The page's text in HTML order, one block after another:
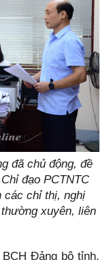
đã chủ động, đề
đạo PCTNTC
các chỉ thị, nghị
xuyên, liên
Đảng bộ tỉnh,